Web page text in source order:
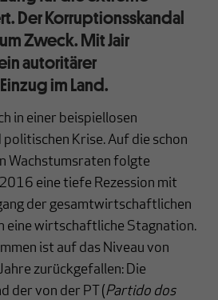
Der Korruptionsskandal
Zweck. Mit Jair
autoritärer
im Land.
in einer beispiellosen
Krise. Auf die schon
Wachstumsraten folgte
eine tiefe Rezession mit
der gesamtwirtschaftlichen
eine wirtschaftliche Stagnation.
ist auf das Niveau von
zurückgefallen: Die
der von der PT (Partido dos